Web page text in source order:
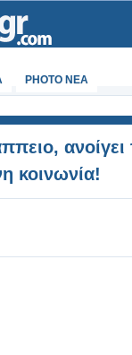
PHOTO NEA
ανοίγει
κοινωνία!